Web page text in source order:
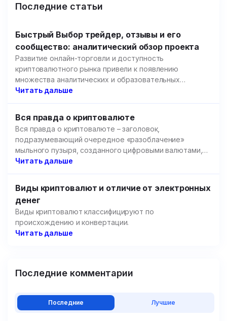
Последние статьи
Быстрый Выбор трейдер, отзывы и его
сообщество: аналитический обзор проекта
Развитие онлайн-торговли и доступность
криптовалютного рынка привели к появлению
множества аналитических и образовательных
площадок.
Читать дальше
Вся правда о криптовалюте
Вся правда о криптовалюте – заголовок,
подразумевающий очередное «разоблачение»
мыльного пузыря, созданного цифровыми валютами,
но речь пойдет не об этом.
Читать дальше
Виды криптовалют и отличие от электронных
денег
Виды криптовалют классифицируют по
происхождению и конвертации.
Читать дальше
Последние комментарии
Последние Лучшие